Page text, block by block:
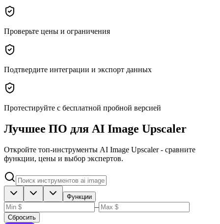
Проверьте цены и ограничения
Подтвердите интеграции и экспорт данных
Протестируйте с бесплатной пробной версией
Лучшее ПО для AI Image Upscaler
Откройте топ-инструменты AI Image Upscaler - сравните
функции, цены и выбор экспертов.
Функции
–
Сбросить